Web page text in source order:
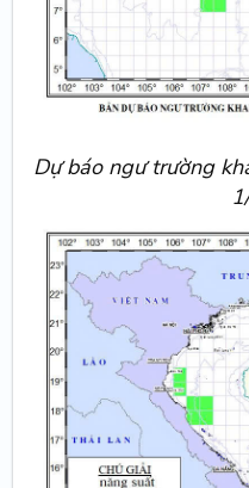
Dự báo ngư trường